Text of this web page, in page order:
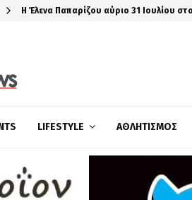
Η Έλενα Παπαρίζου αύριο 31 Ιουλίου
LIFESTYLE ΑΘΛΗΤΙΣΜΌΣ